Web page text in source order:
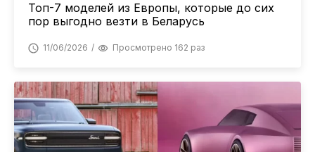
Топ-7 моделей из Европы, которые до сих
пор выгодно везти в Беларусь
11/06/2026 Просмотрено 162 раз